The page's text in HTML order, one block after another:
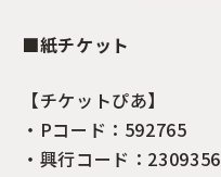
■紙チケット
【チケットぴあ】
・Pコード：592765
・興行コード：2309356